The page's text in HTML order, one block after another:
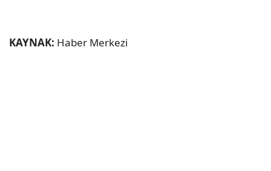
KAYNAK: Haber Merkezi